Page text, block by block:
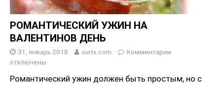
РОМАНТИЧЕСКИЙ УЖИН НА
ВАЛЕНТИНОВ ДЕНЬ
31, январь 2018 ourtx.com
Комментарии
отключены
Романтический ужин должен быть простым, но с